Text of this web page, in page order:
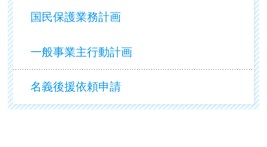
国民保護業務計画
一般事業主行動計画
名義後援依頼申請